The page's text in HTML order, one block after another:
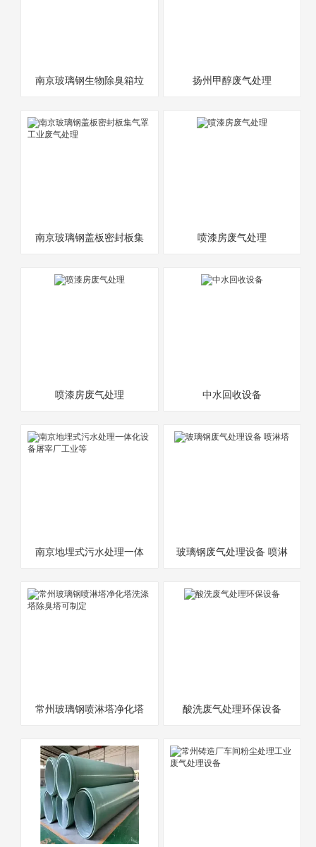
南京玻璃钢生物除臭箱垃 扬州甲醇废气处理
南京玻璃钢盖板密封板集 喷漆房废气处理
喷漆房废气处理 中水回收设备
南京地埋式污水处理一体 玻璃钢废气处理设备 喷淋
常州玻璃钢喷淋塔净化塔 酸洗废气处理环保设备